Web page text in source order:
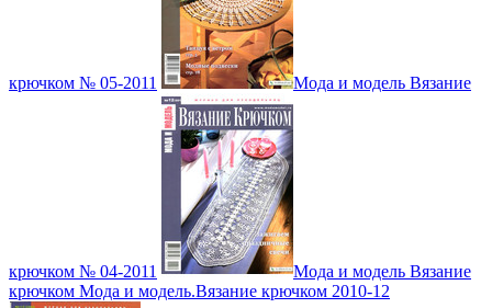
крючком № 05-2011 Мода и модель Вязание
крючком № 04-2011
Мода и модель Вязание
крючком Мода и модель.Вязание крючком 2010-12